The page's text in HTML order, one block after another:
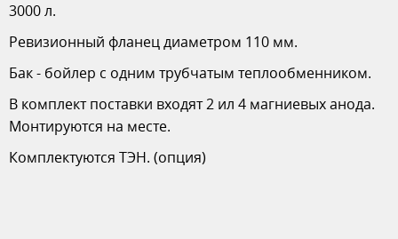
3000 л.
Ревизионный фланец диаметром 110 мм.
Бак - бойлер с одним трубчатым теплообменником.
В комплект поставки входят 2 ил 4 магниевых анода.
Монтируются на месте.
Комплектуются ТЭН. (опция)